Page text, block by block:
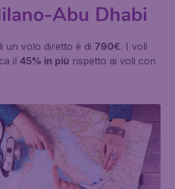
Abu Dhabi
un volo diretto è di 790€. I voli
il 45% in più rispetto ai voli con